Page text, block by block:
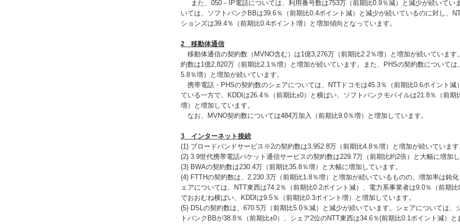
また、050－IP電話については、利用番号数は753万（前期比0.9％減）と減少が続いてい
いては、ソフトバンクBBは39.6％（前期比0.4ポイント減）と減少が続いているのに対し、
ションズは39.4％（前期比0.4ポイント増）と増加傾向となっています。
2 移動体通信
移動体通信の契約数（MVNO含む）は1億3,276万（前期比2.2％増）と増加が続いています
約数は1億2,820万（前期比2.1％増）と増加が続いています。また、PHSの契約数については
5.8％増）と増加が続いています。
携帯電話・PHSの契約数のシェアについては、NTTドコモは45.3％（前期比0.6ポイント減
ている一方で、KDDIは26.4％（前期比±0）と横ばい、ソフトバンクモバイルは21.8％（前期
増）と増加しています。
なお、MVNO契約数については484万加入（前期比9.0％増）と増加しています。
3 インターネット接続
(1) ブロードバンドサービス※2の契約数は3,952.8万（前期比4.8％増）と増加が続いています
(2) 3.9世代携帯電話パケット通信サービスの契約数は229.7万（前期比約2倍）と大幅に増加し
(3) BWAの契約数は230.4万（前期比35.8％増）と大幅に増加しています。
(4) FTTHの契約数は、2,230.3万（前期比1.8％増）と増加が続いているものの、増加率は鈍
ェアについては、NTT東西は74.2％（前期比0.2ポイント減）、電力系事業者は9.0％（前期比
でおおむね横ばい、KDDIは9.5％（前期比0.3ポイント増）と増加しています。
(5) DSLの契約数は、670.5万（前期比5.0％減）と減少が続いています。シェアについては、
トバンクBBが38.8％（前期比±0）、シェア2位のNTT東西は34.6％(前期比0.1ポイント減）